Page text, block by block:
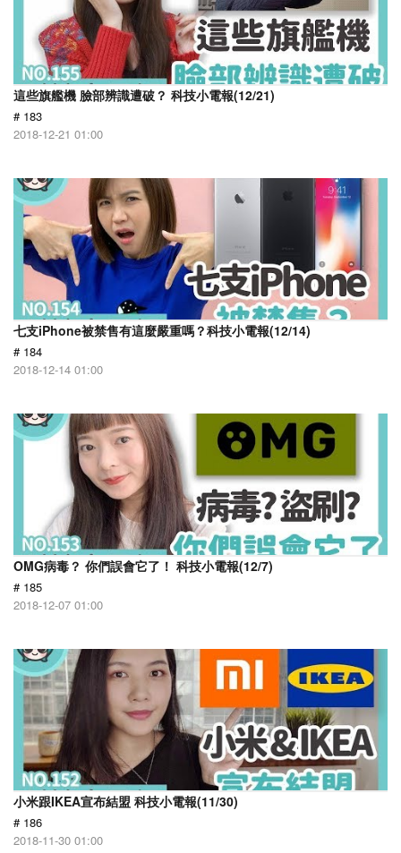
這些旗艦機 臉部辨識遭破？ 科技小電報(12/21)
# 183
2018-12-21 01:00
七支iPhone被禁售有這麼嚴重嗎？科技小電報(12/14)
# 184
2018-12-14 01:00
OMG病毒？ 你們誤會它了！ 科技小電報(12/7)
# 185
2018-12-07 01:00
小米跟IKEA宣布結盟 科技小電報(11/30)
# 186
2018-11-30 01:00